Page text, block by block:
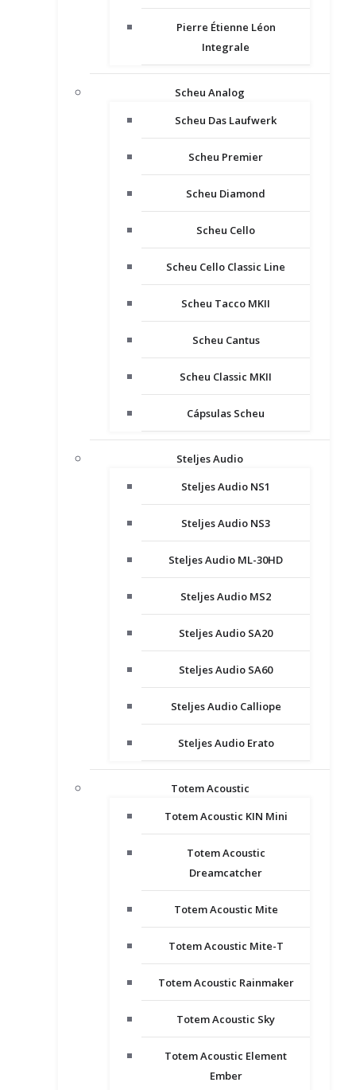
Pierre Étienne Léon
Integrale
Scheu Analog
Scheu Das Laufwerk
Scheu Premier
Scheu Diamond
Scheu Cello
Scheu Cello Classic Line
Scheu Tacco MKII
Scheu Cantus
Scheu Classic MKII
Cápsulas Scheu
Steljes Audio
Steljes Audio NS1
Steljes Audio NS3
Steljes Audio ML-30HD
Steljes Audio MS2
Steljes Audio SA20
Steljes Audio SA60
Steljes Audio Calliope
Steljes Audio Erato
Totem Acoustic
Totem Acoustic KIN Mini
Totem Acoustic
Dreamcatcher
Totem Acoustic Mite
Totem Acoustic Mite-T
Totem Acoustic Rainmaker
Totem Acoustic Sky
Totem Acoustic Element
Ember